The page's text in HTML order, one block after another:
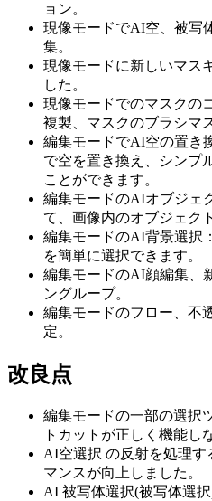
ョン。
現像モードでAI空、被写
集。
現像モードに新しいマス
した。
現像モードでのマスクの
複製、マスクのブラシマ
編集モードでAI空の置き
で空を置き換え、シンプ
ことができます。
編集モードのAIオブジェ
て、画像内のオブジェク
編集モードのAI背景選択
を簡単に選択できます。
編集モードのAI顔編集、
ングループ。
編集モードのフロー、不
定。
改良点
編集モードの一部の選択
トカットが正しく機能し
AI空選択 の反射を処理
マンスが向上しました。
AI 被写体選択(被写体選